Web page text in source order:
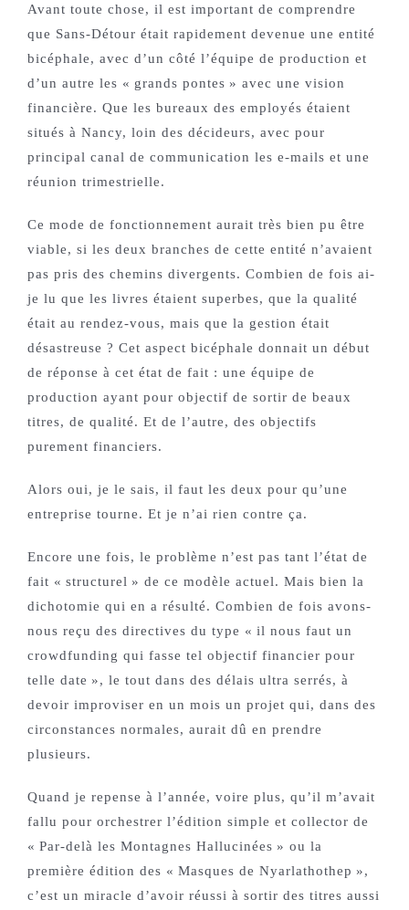
Avant toute chose, il est important de comprendre
que Sans-Détour était rapidement devenue une entité
bicéphale, avec d’un côté l’équipe de production et
d’un autre les « grands pontes » avec une vision
financière. Que les bureaux des employés étaient
situés à Nancy, loin des décideurs, avec pour
principal canal de communication les e-mails et une
réunion trimestrielle.
Ce mode de fonctionnement aurait très bien pu être
viable, si les deux branches de cette entité n’avaient
pas pris des chemins divergents. Combien de fois ai-
je lu que les livres étaient superbes, que la qualité
était au rendez-vous, mais que la gestion était
désastreuse ? Cet aspect bicéphale donnait un début
de réponse à cet état de fait : une équipe de
production ayant pour objectif de sortir de beaux
titres, de qualité. Et de l’autre, des objectifs
purement financiers.
Alors oui, je le sais, il faut les deux pour qu’une
entreprise tourne. Et je n’ai rien contre ça.
Encore une fois, le problème n’est pas tant l’état de
fait « structurel » de ce modèle actuel. Mais bien la
dichotomie qui en a résulté. Combien de fois avons-
nous reçu des directives du type « il nous faut un
crowdfunding qui fasse tel objectif financier pour
telle date », le tout dans des délais ultra serrés, à
devoir improviser en un mois un projet qui, dans des
circonstances normales, aurait dû en prendre
plusieurs.
Quand je repense à l’année, voire plus, qu’il m’avait
fallu pour orchestrer l’édition simple et collector de
« Par-delà les Montagnes Hallucinées » ou la
première édition des « Masques de Nyarlathothep »,
c’est un miracle d’avoir réussi à sortir des titres aussi